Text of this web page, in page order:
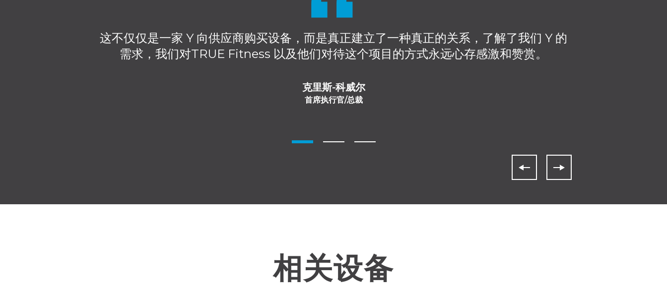
这不仅仅是一家 Y 向供应商购买设备，而是真正建立了一种真正的关系，了解了我们 Y 的
需求，我们对TRUE Fitness 以及他们对待这个项目的方式永远心存感激和赞赏。
克里斯-科威尔
首席执行官/总裁
相关设备